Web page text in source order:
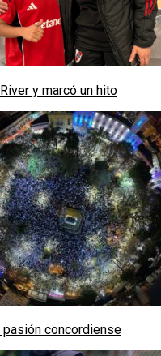
y marcó un hito
concordiense